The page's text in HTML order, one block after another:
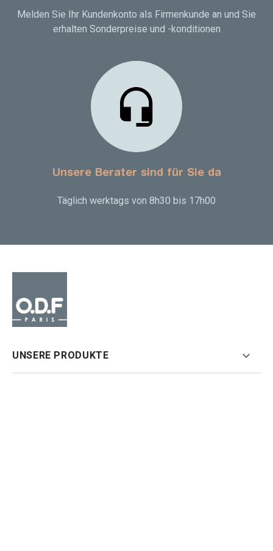
Melden Sie Ihr Kundenkonto als Firmenkunde an und Sie
erhalten Sonderpreise und -konditionen
Unsere Berater sind für Sie da
Täglich werktags von 8h30 bis 17h00
UNSERE PRODUKTE 